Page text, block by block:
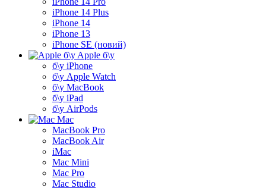
iPhone 14 Plus
iPhone 14
iPhone 13
iPhone SE (новий)
Apple б\у
б\у iPhone
б\у Apple Watch
б\у MacBook
б\у iPad
б\у AirPods
Mac
MacBook Pro
MacBook Air
iMac
Mac Mini
Mac Pro
Mac Studio